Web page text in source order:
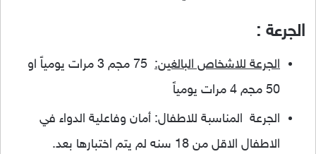
الجرعة :
الجرعة للاشخاص البالغين:
75 مجم 3 مرات يومياً او
50 مجم 4 مرات يومياً
الجرعة المناسبة للاطفال: أمان وفاعلية الدواء في
الاطفال الاقل من 18 سنه لم يتم اختبارها بعد.